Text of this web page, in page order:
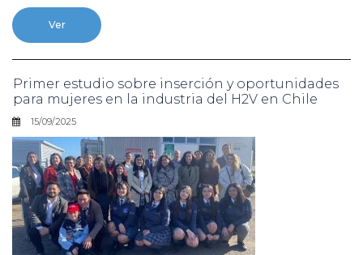
Ver
Primer estudio sobre inserción y oportunidades
para mujeres en la industria del H2V en Chile
15/09/2025